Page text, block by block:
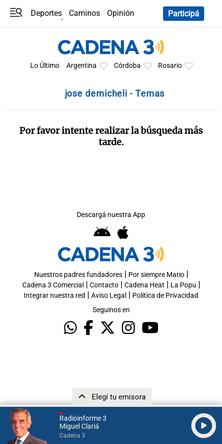
Radioinforme 3
Miguel Clariá
Cadena 3
Elegí tu emisora
Deportes Caminos
Opinión
Participá
Lo Último Argentina Córdoba Rosario
jose demicheli - Temas
Por favor intente realizar la búsqueda más
tarde.
Descargá nuestra App
Nuestros padres fundadores| Por siempre Mario|
Cadena 3 Comercial | Contacto| Cadena Heat | La Popu |
Integrar nuestra red | Aviso Legal | Política de Privacidad
Seguinos en